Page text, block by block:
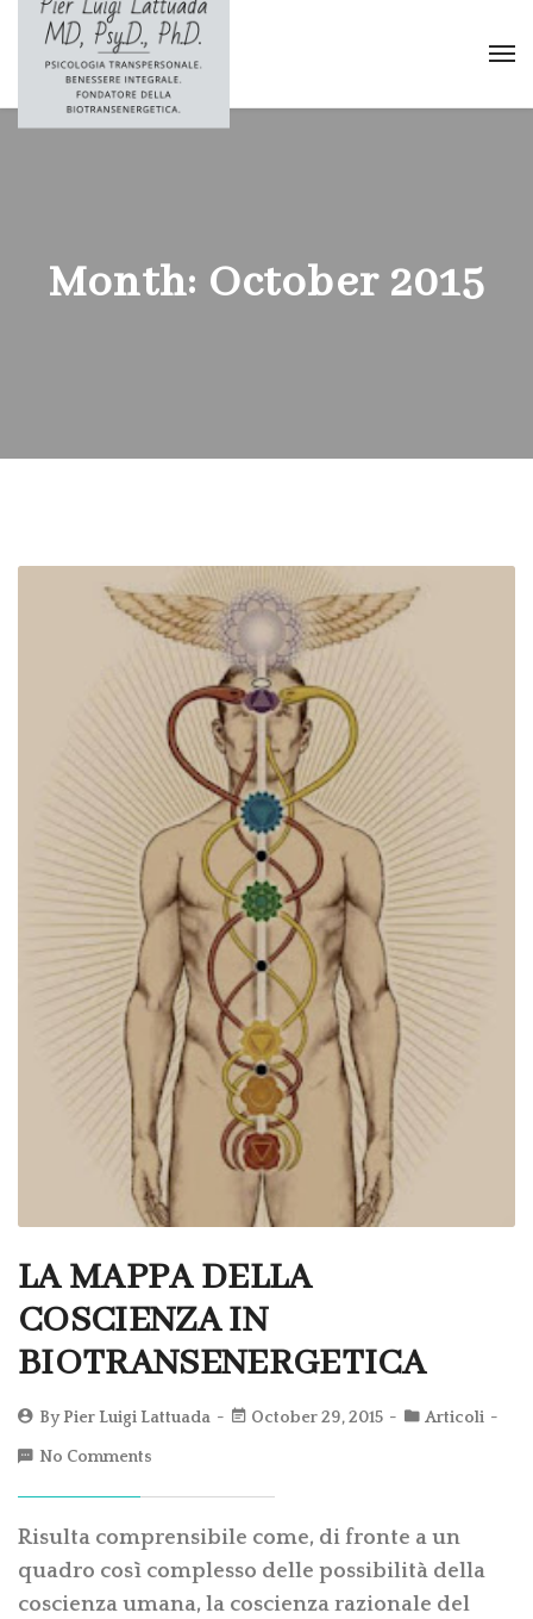
Month: October 2015
LA MAPPA DELLA
COSCIENZA IN
BIOTRANSENERGETICA
ByPier Luigi Lattuada October 29, 2015 Articoli
No Comments
Risulta comprensibile come, di fronte a un
quadro così complesso delle possibilità della
coscienza umana, la coscienza razionale del